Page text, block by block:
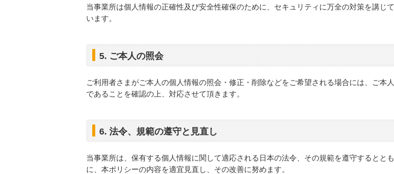
当事業所は個人情報の正確性及び安全性確保のために、セキュリティに万全の対策を講じて
います。
5. ご本人の照会
ご利用者さまがご本人の個人情報の照会・修正・削除などをご希望される場合には、ご本人
であることを確認の上、対応させて頂きます。
6. 法令、規範の遵守と見直し
当事業所は、保有する個人情報に関して適応される日本の法令、その規範を遵守するととも
に、本ポリシーの内容を適宜見直し、その改善に努めます。